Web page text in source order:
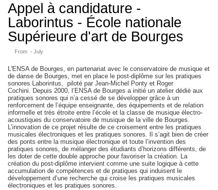
Appel à candidature -
Laborintus - École nationale
Supérieure d'art de Bourges
From - July
L'ENSA de Bourges, en partenariat avec le conservatoire de musique et
de danse de Bourges, met en place le post-diplôme sur les pratiques
sonores Laborintus, piloté par Jean-Michel Ponty et Roger
Cochini. Depuis 2000, l’ENSA de Bourges a initié un atelier dédié aux
pratiques sonores qui n’a cessé de se développer grâce à un
renforcement de l’équipe enseignante, des équipements et de relation
informelle et très étroite entre l’école et la classe de musique électro-
acoustiques du conservatoire de musique de la ville de Bourges.
L’innovation de ce projet résulte de ce croisement entre les pratiques
musicales électroniques et les pratiques sonores. Il s’agit bien de créer
des ponts entre la musique électronique et toute l’invention des
pratiques sonores, de mélanger des étudiants d’horizons différents, de
les doter de cette double approche pour favoriser la création. La
création du post-diplôme intervient comme une suite logique à cette
accumulation de compétences et de pratiques qui induisent le
développement d’une recherche qui croise les pratiques musicales
électroniques et les pratiques sonores.